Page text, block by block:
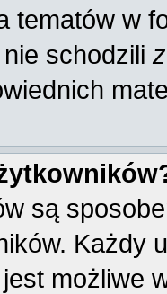
tematów w
schodzili
są
Każdy
możliwe